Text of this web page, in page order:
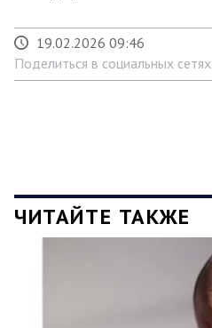
19.02.2026 09:46
Поделиться в социальных сетях
ЧИТАЙТЕ ТАКЖЕ